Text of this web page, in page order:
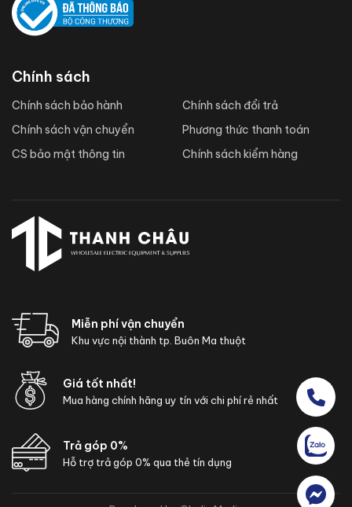
Chính sách
Chính sách bảo hành
Chính sách vận chuyển
CS bảo mật thông tin
Chính sách đổi trả
Phương thức thanh toán
Chính sách kiểm hàng
Miễn phí vận chuyển
Khu vực nội thành tp. Buôn Ma thuột
Giá tốt nhất!
Mua hàng chính hãng uy tín với chi phí rẻ nhất
Trả góp 0%
Hỗ trợ trả góp 0% qua thẻ tín dụng